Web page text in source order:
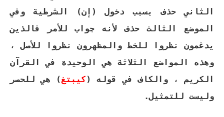
الثاني حذف بسبب دخول (إن) الشرطية وفي
الموضع الثالث حذف لأنه جواب للأمر فالذين
يدغمون نظروا للخط والمظهرون نظروا للأصل ،
وهذه المواضع الثلاثة هي الوحيدة في القرآن
الكريم ، والكاف في قوله (كيبتغ) هي للحصر
وليست للتمثيل.